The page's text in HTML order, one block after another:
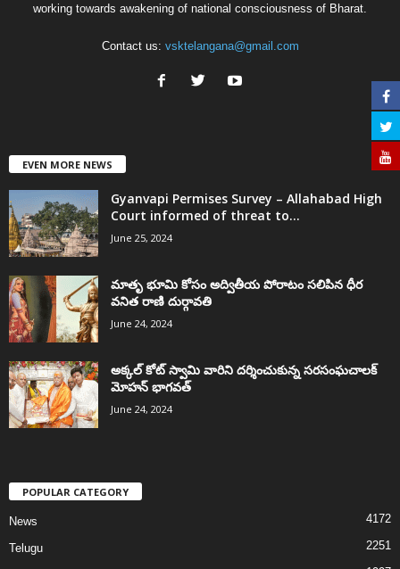
working towards awakening of national consciousness of Bharat.
Contact us: vsktelangana@gmail.com
EVEN MORE NEWS
Gyanvapi Permises Survey – Allahabad High
Court informed of threat to...
June 25, 2024
మాతృ భూమి కోసం అద్వితీయ పోరాటం సలిపిన ధీర
వనిత రాణి దుర్గావతి
June 24, 2024
అక్కల్‌ కోట్‌ స్వామి వారిని దర్శించుకున్న సరసంఘచాలక్
మోహన్ భాగవత్
June 24, 2024
POPULAR CATEGORY
News 4172
Telugu 2251